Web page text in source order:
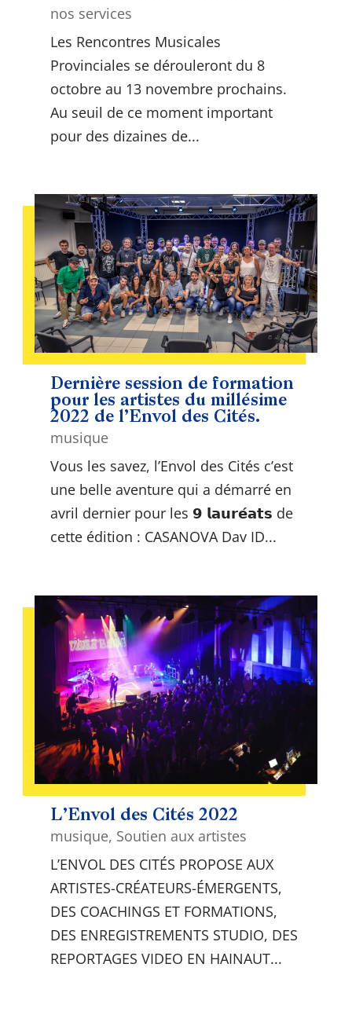
nos services
Les Rencontres Musicales
Provinciales se dérouleront du 8
octobre au 13 novembre prochains.
Au seuil de ce moment important
pour des dizaines de...
Dernière session de formation
pour les artistes du millésime
2022 de l’Envol des Cités.
musique
Vous les savez, l’Envol des Cités c’est
une belle aventure qui a démarré en
avril dernier pour les 𝟵 𝗹𝗮𝘂𝗿𝗲́𝗮𝘁𝘀 de
cette édition : CASANOVA Dav ID...
L’Envol des Cités 2022
musique, Soutien aux artistes
L’ENVOL DES CITÉS PROPOSE AUX
ARTISTES-CRÉATEURS-ÉMERGENTS,
DES COACHINGS ET FORMATIONS,
DES ENREGISTREMENTS STUDIO, DES
REPORTAGES VIDEO EN HAINAUT...